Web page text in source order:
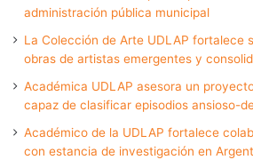
administración pública municipal
La Colección de Arte UDLAP fortalece
obras de artistas emergentes y
Académica UDLAP asesora un
capaz de clasificar episodios ansioso-
Académico de la UDLAP fortalece
con estancia de investigación en